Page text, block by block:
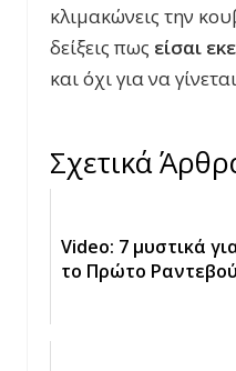
κλιμακώνεις την
δείξεις πως είσαι
και όχι για να
Σχετικά
Video: 7 μυστικά
το Πρώτο Ραντεβού